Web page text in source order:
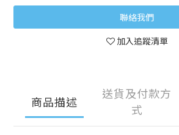
聯絡我們
加入追蹤清單
商品描述
送貨及付款方
式